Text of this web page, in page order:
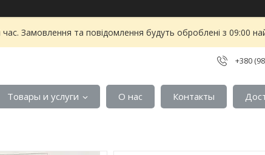
час. Замовлення та повідомлення будуть оброблені з 09:00
+380
Товары и услуги О нас Контакты